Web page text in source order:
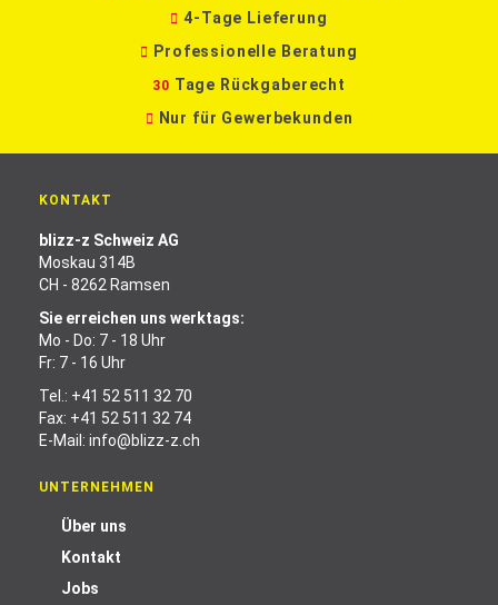
4-Tage Lieferung
Professionelle Beratung
30 Tage Rückgaberecht
Nur für Gewerbekunden
KONTAKT
blizz-z Schweiz AG
Moskau 314B
CH - 8262 Ramsen
Sie erreichen uns werktags:
Mo - Do: 7 - 18 Uhr
Fr: 7 - 16 Uhr
Tel.: +41 52 511 32 70
Fax: +41 52 511 32 74
E-Mail: info@blizz-z.ch
UNTERNEHMEN
Über uns
Kontakt
Jobs